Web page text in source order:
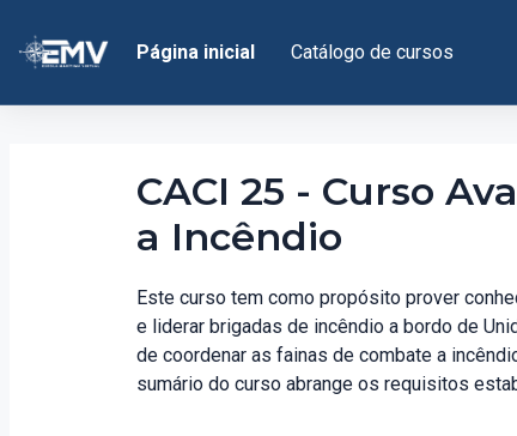
Página inicial
Catálogo de cursos
CACI 25 - Curso
a Incêndio
Este curso tem como propósito prover
e liderar brigadas de incêndio a bordo de
de coordenar as fainas de combate a
sumário do curso abrange os requisitos